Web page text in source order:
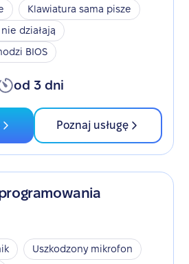
Klawiatura sama pisze
działają
BIOS
od 3 dni
Poznaj usługę
Uszkodzony mikrofon